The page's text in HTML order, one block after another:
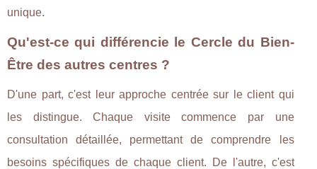
unique.
Qu'est-ce qui différencie le Cercle du Bien-
Être des autres centres ?
D'une part, c'est leur approche centrée sur le client qui
les distingue. Chaque visite commence par une
consultation détaillée, permettant de comprendre les
besoins spécifiques de chaque client. De l'autre, c'est